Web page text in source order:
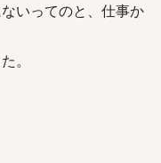
いってのと、仕事か
。